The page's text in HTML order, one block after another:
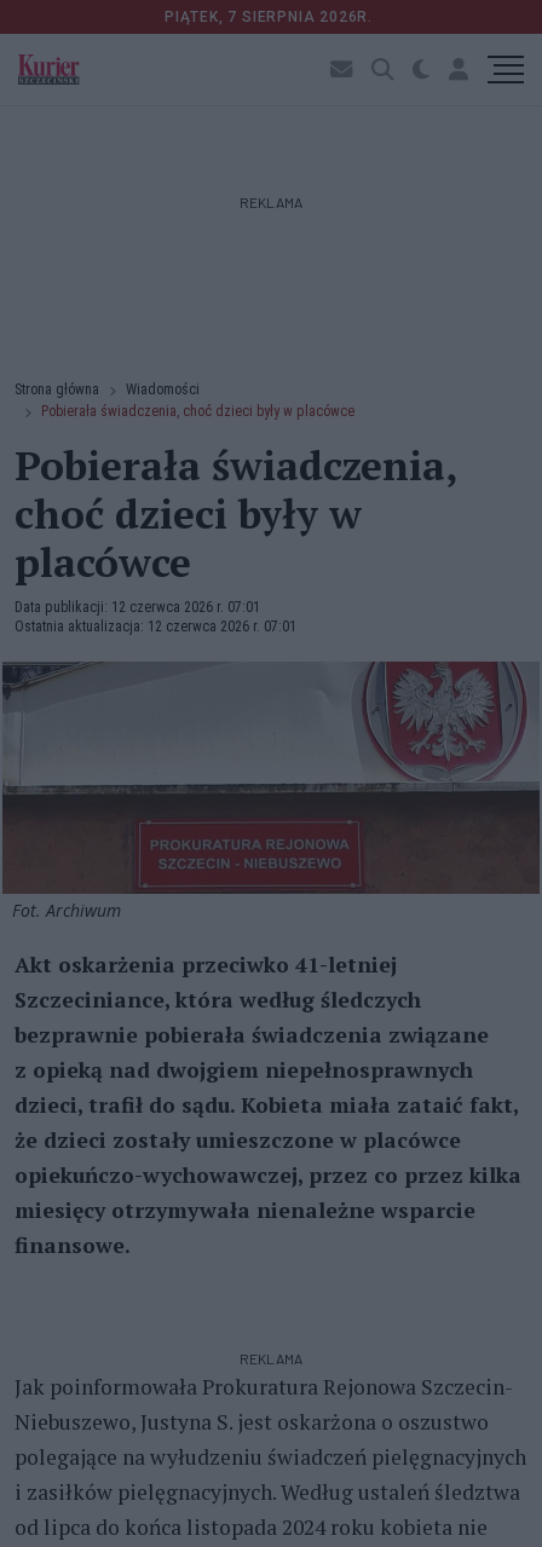
PIĄTEK, 7 SIERPNIA 2026R.
REKLAMA
Strona główna
Wiadomości
Pobierała świadczenia, choć dzieci były w placówce
Pobierała świadczenia,
choć dzieci były w
placówce
Data publikacji: 12 czerwca 2026 r. 07:01
Ostatnia aktualizacja: 12 czerwca 2026 r. 07:01
Fot. Archiwum
Akt oskarżenia przeciwko 41-letniej
Szczeciniance, która według śledczych
bezprawnie pobierała świadczenia związane
z opieką nad dwojgiem niepełnosprawnych
dzieci, trafił do sądu. Kobieta miała zataić fakt,
że dzieci zostały umieszczone w placówce
opiekuńczo-wychowawczej, przez co przez kilka
miesięcy otrzymywała nienależne wsparcie
finansowe.
REKLAMA
Jak poinformowała Prokuratura Rejonowa Szczecin-
Niebuszewo, Justyna S. jest oskarżona o oszustwo
polegające na wyłudzeniu świadczeń pielęgnacyjnych
i zasiłków pielęgnacyjnych. Według ustaleń śledztwa
od lipca do końca listopada 2024 roku kobieta nie